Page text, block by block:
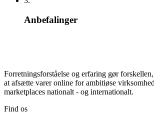
Anbefalinger
Forretningsforståelse og erfaring gør
at afsætte varer online for ambitiøse
marketplaces nationalt - og internationalt.
Find os